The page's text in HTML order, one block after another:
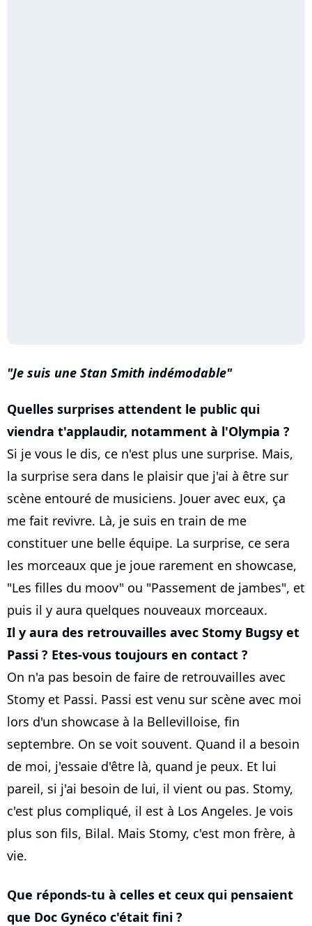
Je suis une Stan Smith indémodable
Quelles surprises attendent le public qui
viendra t'applaudir, notamment à l'Olympia ?
Si je vous le dis, ce n'est plus une surprise. Mais,
la surprise sera dans le plaisir que j'ai à être sur
scène entouré de musiciens. Jouer avec eux, ça
me fait revivre. Là, je suis en train de me
constituer une belle équipe. La surprise, ce sera
les morceaux que je joue rarement en showcase,
"Les filles du moov" ou "Passement de jambes", et
puis il y aura quelques nouveaux morceaux.
Il y aura des retrouvailles avec Stomy Bugsy et
Passi ? Etes-vous toujours en contact ?
On n'a pas besoin de faire de retrouvailles avec
Stomy et Passi. Passi est venu sur scène avec moi
lors d'un showcase à la Bellevilloise, fin
septembre. On se voit souvent. Quand il a besoin
de moi, j'essaie d'être là, quand je peux. Et lui
pareil, si j'ai besoin de lui, il vient ou pas. Stomy,
c'est plus compliqué, il est à Los Angeles. Je vois
plus son fils, Bilal. Mais Stomy, c'est mon frère, à
vie.
Que réponds-tu à celles et ceux qui pensaient
que Doc Gynéco c'était fini ?